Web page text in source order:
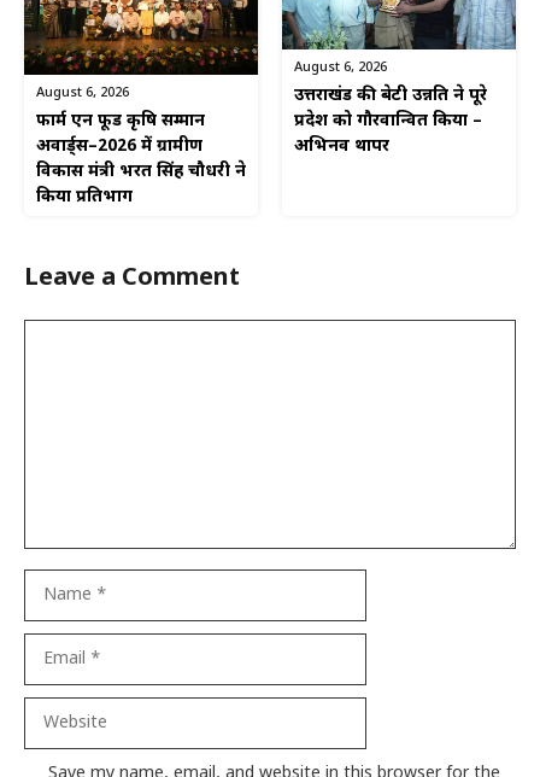
August 6, 2026
फार्म एन फूड कृषि सम्मान
अवार्ड्स–2026 में ग्रामीण
विकास मंत्री भरत सिंह चौधरी ने
किया प्रतिभाग
August 6, 2026
उत्तराखंड की बेटी उन्नति ने पूरे
प्रदेश को गौरवान्वित किया –
अभिनव थापर
Leave a Comment